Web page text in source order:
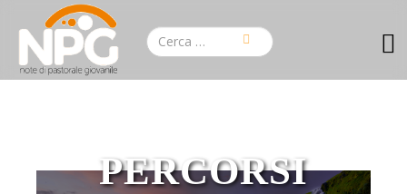
PERCORSI